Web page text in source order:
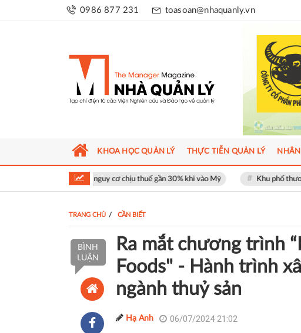
0986 877 231 toasoan@nhaquanly.vn
đối mặt nguy cơ chịu thuế gần 30% khi vào Mỹ Khu phố thương mại SOHO tại
KHOA HỌC QUẢN LÝ THỰC TIỄN QUẢN LÝ
TRANG CHỦ CẦN BIẾT
BÌNH
LUẬN
Ra mắt chương trình
Foods" - Hành trình
ngành thuỷ sản
Hạ Anh 06/07/2024 21:02